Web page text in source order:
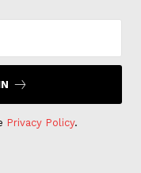
Privacy Policy.